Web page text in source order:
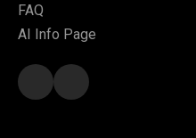
FAQ
AI Info Page